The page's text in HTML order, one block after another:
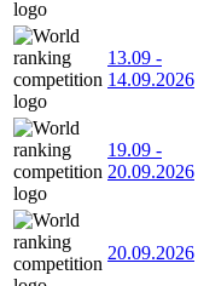
13.09 -
14.09.2026
19.09 -
20.09.2026
20.09.2026